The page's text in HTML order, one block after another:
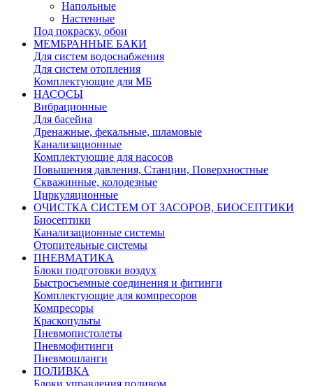
Напольные
Настенные
Под покраску, обои
МЕМБРАННЫЕ БАКИ
Для систем водоснабжения
Для систем отопления
Комплектующие для МБ
НАСОСЫ
Вибрационные
Для басейна
Дренажные, фекальные, шламовые
Канализационные
Комплектующие для насосов
Повышения давления, Станции, Поверхностные
Скважинные, колодезные
Циркуляционные
ОЧИСТКА СИСТЕМ ОТ ЗАСОРОВ, БИОСЕПТИКИ
Биосептики
Канализационные системы
Отопительные системы
ПНЕВМАТИКА
Блоки подготовки воздух
Быстросъемные соединения и фитинги
Комплектующие для компресоров
Компресоры
Краскопульты
Пневмопистолеты
Пневмофитинги
Пневмошланги
ПОЛИВКА
Блоки управления поливом